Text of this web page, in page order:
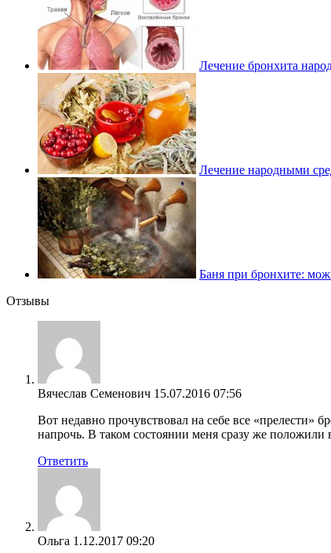
Лечение бронхита
Лечение народными
Баня при бронхите:
Отзывы
Вячеслав Семенович 15.07.2016 07:56
Вот недавно прочувствовал на себе все «прелести»
напрочь. В таком состоянии меня сразу же положили
Ответить
Ольга 1.12.2017 09:20